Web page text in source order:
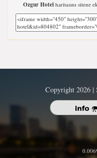
Ozgur Hotel haritasını sitene
Copyright 2026 |